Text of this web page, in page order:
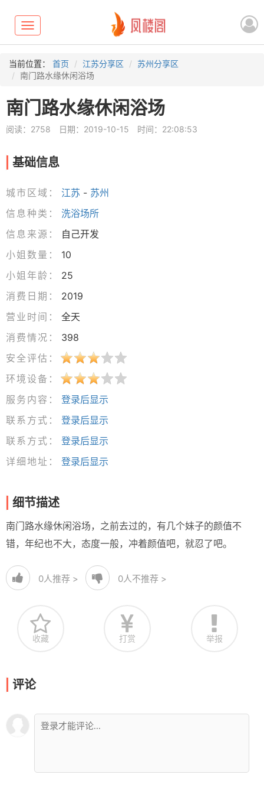
Toggle
navigation
当前位置： 首页 江苏分享区
苏州分享区
南门路水缘休闲浴场
南门路水缘休闲浴场
阅读：2758 日期：2019-10-15 时间：22:08:53
基础信息
城市区域： 江苏 - 苏州
信息种类：
洗浴场所
信息来源：
自己开发
小姐数量：
10
小姐年龄：
25
消费日期：
2019
营业时间：
全天
消费情况：
398
安全评估：
环境设备：
服务内容：
登录后显示
联系方式：
登录后显示
联系方式：
登录后显示
详细地址：
登录后显示
细节描述
南门路水缘休闲浴场，之前去过的，有几个妹子的颜值不
错，年纪也不大，态度一般，冲着颜值吧，就忍了吧。
0人推荐 > 0人不推荐 >
收藏 打赏 举报
评论